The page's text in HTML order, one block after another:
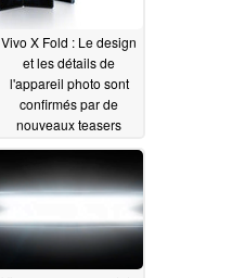
Vivo X Fold : Le design
et les détails de
l'appareil photo sont
confirmés par de
nouveaux teasers
11 avril03/30/2022